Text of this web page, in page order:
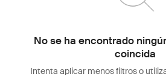
No se ha encontrado
coincida
Intenta aplicar menos filtros o